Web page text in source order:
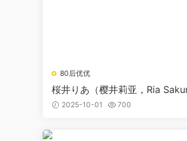
80后优优
桜井りあ（樱井莉亚，Ria
i）2025-10-01 700